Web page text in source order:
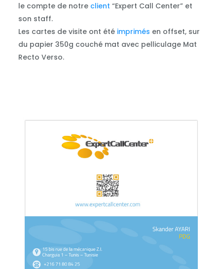
le compte de notre client “Expert Call Center” et
son staff.
Les cartes de visite ont été imprimés en offset, sur
du papier 350g couché mat avec pelliculage Mat
Recto Verso.